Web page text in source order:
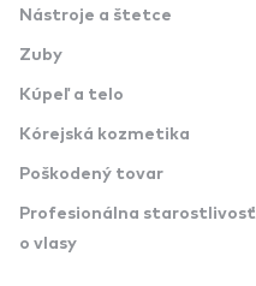
Nástroje a štetce
Zuby
Kúpeľ a telo
Kórejská kozmetika
Poškodený tovar
Profesionálna starostlivosť
o vlasy